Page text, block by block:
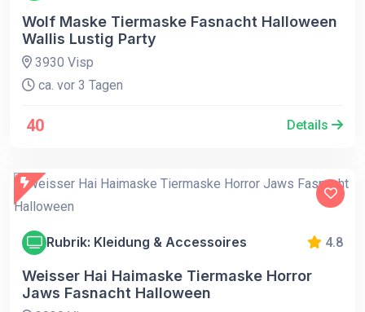
Wolf Maske Tiermaske Fasnacht Halloween
Wallis Lustig Party
3930 Visp
ca. vor 3 Tagen
40 Details
Rubrik: Kleidung & Accessoires 4.8
Weisser Hai Haimaske Tiermaske Horror
Jaws Fasnacht Halloween